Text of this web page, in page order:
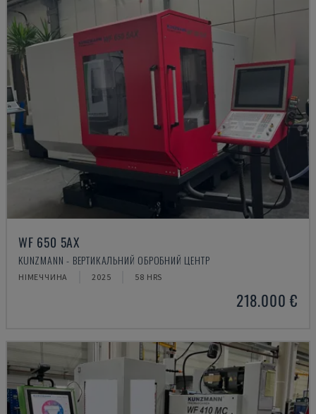
WF 650 5AX
KUNZMANN - ВЕРТИКАЛЬНИЙ ОБРОБНИЙ ЦЕНТР
НІМЕЧЧИНА 2025 58 HRS
218.000 €